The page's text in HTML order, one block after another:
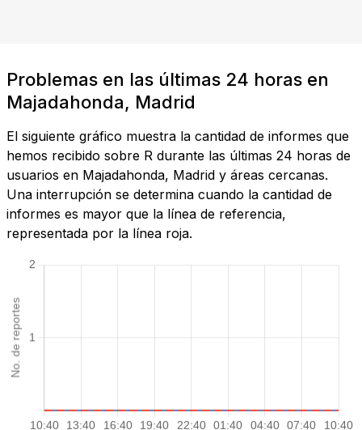
Problemas en las últimas 24 horas en
Majadahonda, Madrid
El siguiente gráfico muestra la cantidad de informes que
hemos recibido sobre R durante las últimas 24 horas de
usuarios en Majadahonda, Madrid y áreas cercanas.
Una interrupción se determina cuando la cantidad de
informes es mayor que la línea de referencia,
representada por la línea roja.